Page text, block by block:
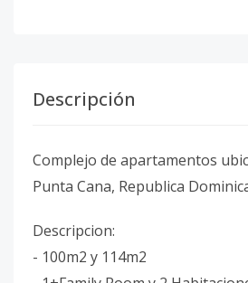
Descripción
Complejo de apartamentos
Punta Cana, Republica
Descripcion:
- 100m2 y 114m2